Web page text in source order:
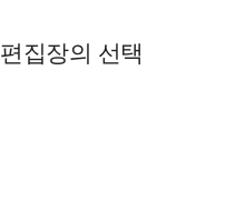
편집장의 선택